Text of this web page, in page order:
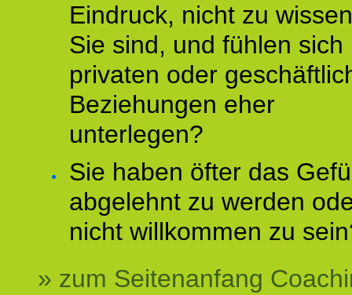
Eindruck, nicht zu
Sie sind, und fühlen sich
privaten oder
Beziehungen eher
unterlegen?
Sie haben öfter das
abgelehnt zu werden
nicht willkommen zu
» zum Seitenanfang